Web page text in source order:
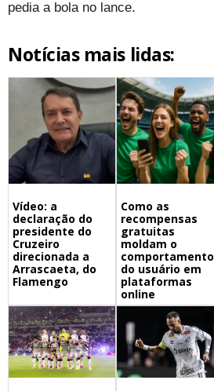
pedia a bola no lance.
Notícias mais lidas:
Vídeo: a
declaração do
presidente do
Cruzeiro
direcionada a
Arrascaeta, do
Flamengo
Como as
recompensas
gratuitas
moldam o
comportamento
do usuário em
plataformas
online